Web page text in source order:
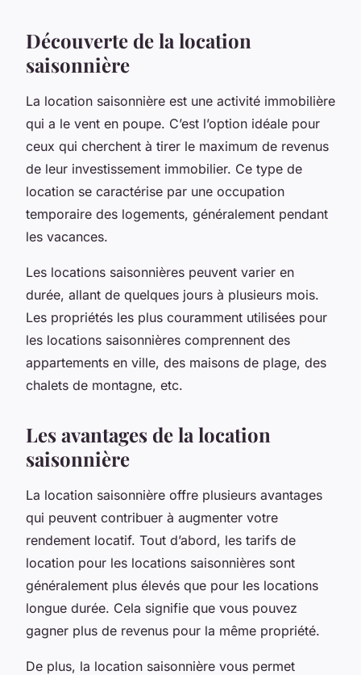
Découverte de la location
saisonnière
La location saisonnière est une activité immobilière
qui a le vent en poupe. C’est l’option idéale pour
ceux qui cherchent à tirer le maximum de revenus
de leur investissement immobilier. Ce type de
location se caractérise par une occupation
temporaire des logements, généralement pendant
les vacances.
Les locations saisonnières peuvent varier en
durée, allant de quelques jours à plusieurs mois.
Les propriétés les plus couramment utilisées pour
les locations saisonnières comprennent des
appartements en ville, des maisons de plage, des
chalets de montagne, etc.
Les avantages de la location
saisonnière
La location saisonnière offre plusieurs avantages
qui peuvent contribuer à augmenter votre
rendement locatif. Tout d’abord, les tarifs de
location pour les locations saisonnières sont
généralement plus élevés que pour les locations
longue durée. Cela signifie que vous pouvez
gagner plus de revenus pour la même propriété.
De plus, la location saisonnière vous permet